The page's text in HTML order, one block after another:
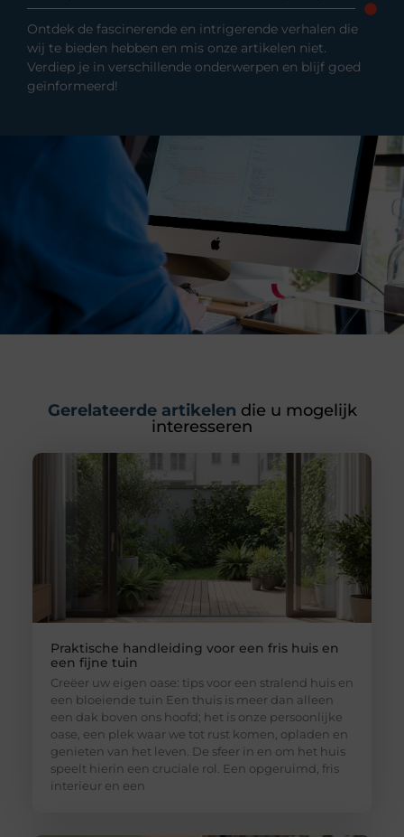
Ontdek de fascinerende en intrigerende verhalen die
wij te bieden hebben en mis onze artikelen niet.
Verdiep je in verschillende onderwerpen en blijf goed
geïnformeerd!
Gerelateerde artikelen die u mogelijk
interesseren
Praktische handleiding voor een fris huis en
een fijne tuin
Creëer uw eigen oase: tips voor een stralend huis en
een bloeiende tuin Een thuis is meer dan alleen
een dak boven ons hoofd; het is onze persoonlijke
oase, een plek waar we tot rust komen, opladen en
genieten van het leven. De sfeer in en om het huis
speelt hierin een cruciale rol. Een opgeruimd, fris
interieur en een